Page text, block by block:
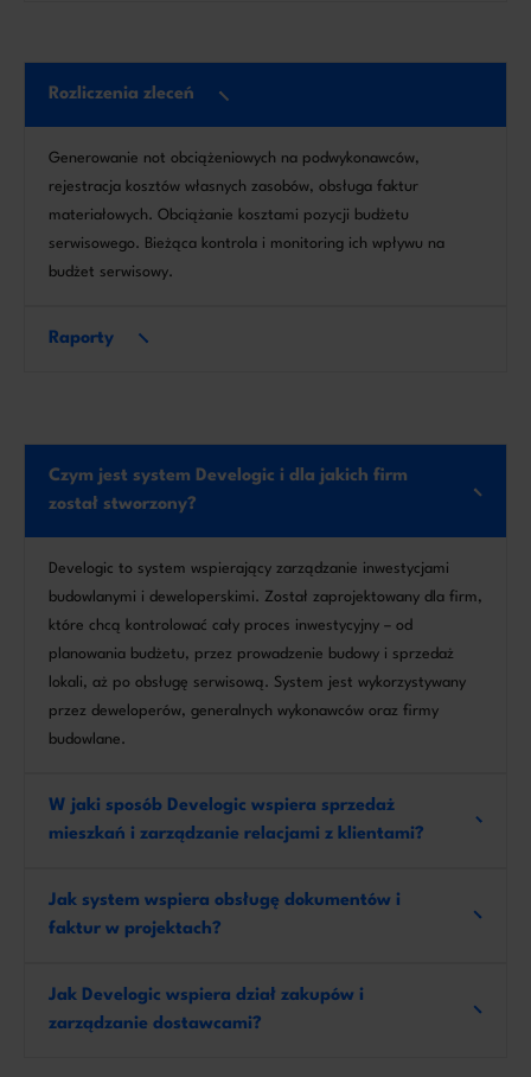
Rozliczenia zleceń
Generowanie not obciążeniowych na podwykonawców,
rejestracja kosztów własnych zasobów, obsługa faktur
materiałowych. Obciążanie kosztami pozycji budżetu
serwisowego. Bieżąca kontrola i monitoring ich wpływu na
budżet serwisowy.
Raporty
Czym jest system Develogic i dla jakich firm
został stworzony?
Develogic to system wspierający zarządzanie inwestycjami
budowlanymi i deweloperskimi. Został zaprojektowany dla firm,
które chcą kontrolować cały proces inwestycyjny – od
planowania budżetu, przez prowadzenie budowy i sprzedaż
lokali, aż po obsługę serwisową. System jest wykorzystywany
przez deweloperów, generalnych wykonawców oraz firmy
budowlane.
W jaki sposób Develogic wspiera sprzedaż
mieszkań i zarządzanie relacjami z klientami?
Jak system wspiera obsługę dokumentów i
faktur w projektach?
Jak Develogic wspiera dział zakupów i
zarządzanie dostawcami?